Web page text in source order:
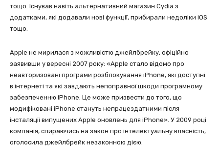
тощо. Існував навіть альтернативний магазин Cydia з
додатками, які додавали нові функції, прибирали недоліки iOS
тощо.
Apple не мирилася з можливістю джейлбрейку, офіційно
заявивши у вересні 2007 року: «Apple стало відомо про
неавторизовані програми розблокування iPhone, які доступні
в інтернеті та які завдають непоправної шкоди програмному
забезпеченню iPhone. Це може призвести до того, що
модифіковані iPhone стануть непрацездатними після
інсталяції випущених Apple оновлень для iPhone». У 2009 році
компанія, спираючись на закон про інтелектуальну власність,
оголосила джейлбрейк незаконною дією.